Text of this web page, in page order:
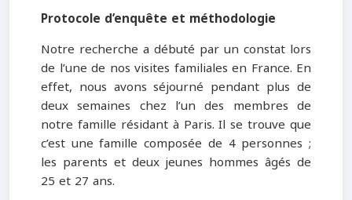
Protocole d’enquête et méthodologie
Notre recherche a débuté par un constat lors
de l’une de nos visites familiales en France. En
effet, nous avons séjourné pendant plus de
deux semaines chez l’un des membres de
notre famille résidant à Paris. Il se trouve que
c’est une famille composée de 4 personnes ;
les parents et deux jeunes hommes âgés de
25 et 27 ans.